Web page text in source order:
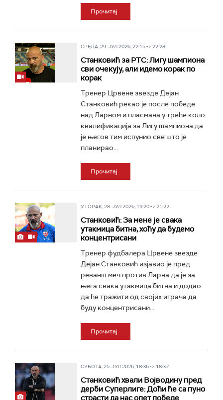
Прочитај
СРЕДА, 29. ЈУЛ 2026, 22:15 -> 22:28
Станковић за РТС: Лигу шампиона
сви очекују, али идемо корак по
корак
Тренер Црвене звезде Дејан
Станковић рекао је после победе
над Ларном и пласмана у треће коло
квалификација за Лигу шампиона да
је његов тим испунио све што је
планирао...
Прочитај
УТОРАК, 28. ЈУЛ 2026, 19:20 -> 21:22
Станковић: За мене је свака
утакмица битна, хоћу да будемо
концентрисани
Тренер фудбалера Црвене звезде
Дејан Станковић изјавио је пред
реванш меч против Ларна да је за
њега свака утакмица битна и додао
да ће тражити од својих играча да
буду концентрисани...
Прочитај
СУБОТА, 25. ЈУЛ 2026, 18:36 -> 18:37
Станковић хвали Војводину пред
дерби Суперлиге: Доћи ће са пуно
страсти да нас опет победе